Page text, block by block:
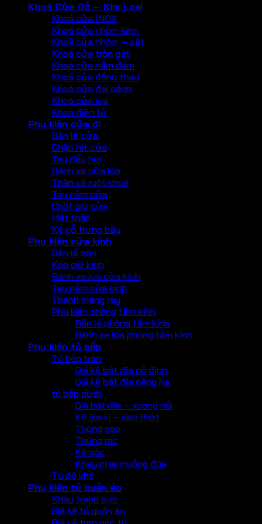
Khoá Cửa Gỗ – Kim Loại
Khoá cửa INOX
Khoá cửa nhôm kẽm
Khoả cửa nhôm – sắt
Khoá cửa tròn gạt
Khoá cửa nắm đấm
Khoá cửa đồng thau
Khoá cửa đại sảnh
Khoá cửa lùa
Khoá điện tử
Phụ kiện cửa đi
Bản lề cửa
Chặn hít cửa
Tay đẩy hơi
Bánh xe cửa lùa
Thân và ruột khoá
Tay nắm cửa
Chốt giữ cửa
Mắt thần
Kệ gỗ trưng bày
Phụ kiện cửa kính
Bản lề sàn
Kẹp giữ kính
Bánh xe lùa cửa kính
Tay nắm cửa kính
Thanh máng ray
Phụ kiện phòng tắm kính
Bản lề phòng tắm kính
Bánh xe lùa phòng tắm kính
Phụ kiện tủ bếp
Tủ bếp trên
Giá kệ bát đĩa cố định
Giá kệ bát đĩa nâng hạ
tủ bếp dưới
Giá bát đĩa – xoong nồi
Kệ gia vị – dao thớt
Thùng gạo
Thùng rác
Kệ góc
Khay chia muỗng đũa
Tủ đồ khô
Phụ kiện tủ quần áo
Khay trang sức
Giá kệ tủ quần áo